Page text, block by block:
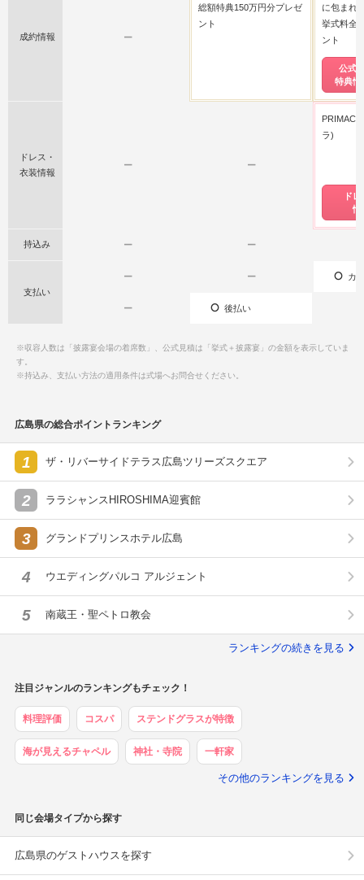
成約情報 ー
総額特典150万円分プレゼ
ント
に包まれ
挙式料全
ント
公式
特典情
ドレス・
衣装情報
ー ー
ラ)
ド
情
持込み ー ー
支払い
ー ー カ
ー 後払い
※収容人数は「披露宴会場の着席数」、公式見積は「挙式＋披露宴」の金額を表示していま
す。
※持込み、支払い方法の適用条件は式場へお問合せください。
広島県の総合ポイントランキング
1 ザ・リバーサイドテラス広島ツリーズスクエア
2 ララシャンスHIROSHIMA迎賓館
3 グランドプリンスホテル広島
4 ウエディングパルコ アルジェント
5 南蔵王・聖ペトロ教会
ランキングの続きを見る
注目ジャンルのランキングもチェック！
料理評価 コスパ ステンドグラスが特徴
海が見えるチャペル 神社・寺院 一軒家
その他のランキングを見る
同じ会場タイプから探す
広島県のゲストハウスを探す